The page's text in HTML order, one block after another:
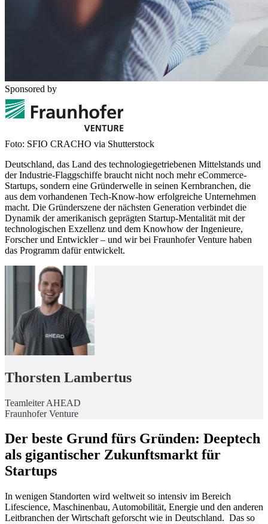
Sponsored by
Foto: SFIO CRACHO via Shutterstock
Deutschland, das Land des technologiegetriebenen Mittelstands und
der Industrie-Flaggschiffe braucht nicht noch mehr eCommerce-
Startups, sondern eine Gründerwelle in seinen Kernbranchen, die
aus dem vorhandenen Tech-Know-how erfolgreiche Unternehmen
macht. Die Gründerszene der nächsten Generation verbindet die
Dynamik der amerikanisch geprägten Startup-Mentalität mit der
technologischen Exzellenz und dem Knowhow der Ingenieure,
Forscher und Entwickler – und wir bei Fraunhofer Venture haben
das Programm dafür entwickelt.
Thorsten Lambertus
Teamleiter AHEAD
Fraunhofer Venture
Der beste Grund fürs Gründen: Deeptech
als gigantischer Zukunftsmarkt für
Startups
In wenigen Standorten wird weltweit so intensiv im Bereich
Lifescience, Maschinenbau, Automobilität, Energie und den anderen
Leitbranchen der Wirtschaft geforscht wie in Deutschland. Das so